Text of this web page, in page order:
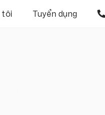
tôi Tuyển dụng